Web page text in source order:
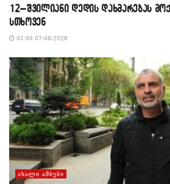
12–შვილიანი დედის დახმარებას
სთხოვენ
01:04 07-08-2026
ᲐᲮᲐᲚᲘ ᲐᲛᲑᲔᲑᲘ